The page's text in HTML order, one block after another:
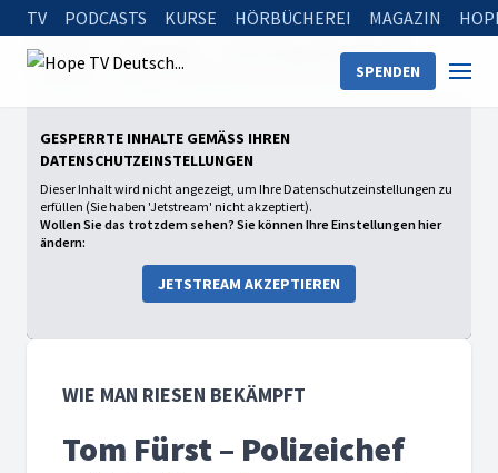
TV PODCASTS KURSE HÖRBÜCHEREI MAGAZIN
SPENDEN
Startseite
Wie man Riesen bekämpft
Tom Fürst – Polizeichef mit Gottvertrauen und Humor
GESPERRTE INHALTE GEMÄSS IHREN D
ATENSCHUTZEINSTELLUNGEN
Dieser Inhalt wird nicht angezeigt, um Ihre Datenschutzeinstellungen zu
erfüllen (Sie haben 'Jetstream' nicht akzeptiert).
Wollen Sie das trotzdem sehen? Sie können Ihre Einstellungen hier
ändern:
JETSTREAM AKZEPTIEREN
WIE MAN RIESEN BEKÄMPFT
Tom Fürst – Polizeichef